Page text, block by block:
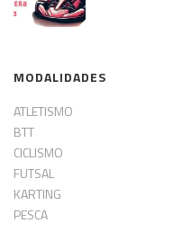
MODALIDADES
ATLETISMO
BTT
CICLISMO
FUTSAL
KARTING
PESCA